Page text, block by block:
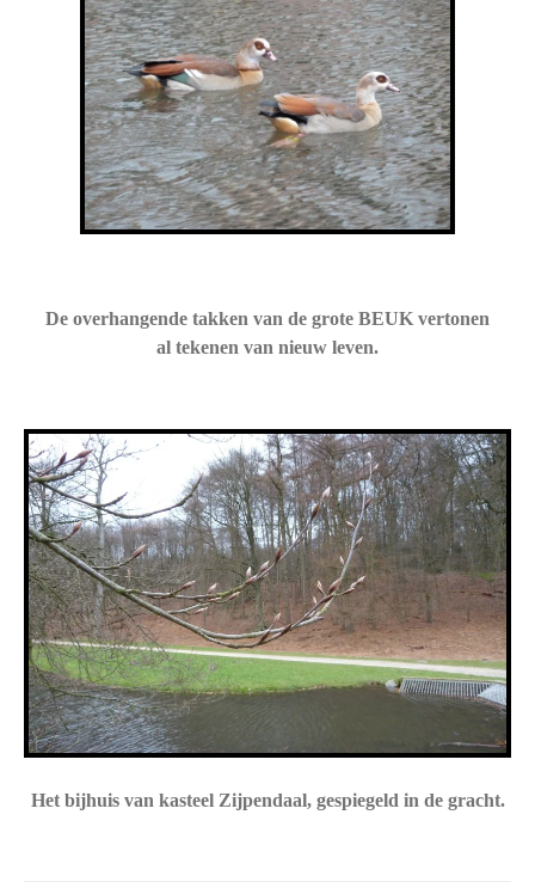
De overhangende takken van de grote BEUK vertonen
al tekenen van nieuw leven.
Het bijhuis van kasteel Zijpendaal, gespiegeld in de gracht.